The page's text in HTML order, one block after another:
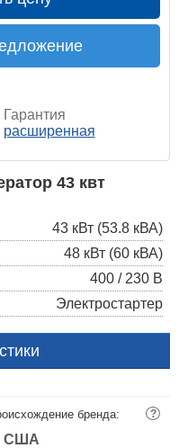
Гарантия
расширенная
43 квт
43 кВт (53.8 кВА)
48 кВт (60 кВА)
400 / 230 В
Электростартер
бренда: ?
США